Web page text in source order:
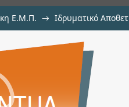
Ε.Μ.Π. → Ιδρυματικό
neutron
facility at